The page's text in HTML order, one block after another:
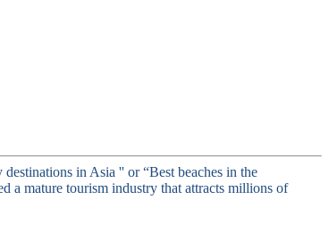
in Asia '' or “Best beaches in the
a mature tourism industry that attracts millions of